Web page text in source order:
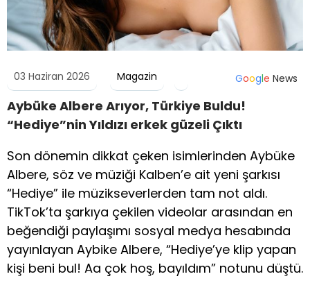
03 Haziran 2026 Magazin Google News
Aybüke Albere Arıyor, Türkiye Buldu!
“Hediye”nin Yıldızı erkek güzeli Çıktı
Son dönemin dikkat çeken isimlerinden Aybüke
Albere, söz ve müziği Kalben’e ait yeni şarkısı
“Hediye” ile müzikseverlerden tam not aldı.
TikTok’ta şarkıya çekilen videolar arasından en
beğendiği paylaşımı sosyal medya hesabında
yayınlayan Aybike Albere, “Hediye’ye klip yapan
kişi beni bul! Aa çok hoş, bayıldım” notunu düştü.